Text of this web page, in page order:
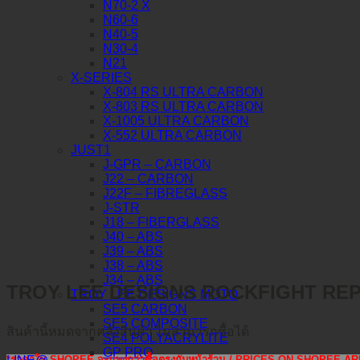
N70-2 X
N60-6
N40-5
N30-4
N21
X-SERIES
X-804 RS ULTRA CARBON
X-803 RS ULTRA CARBON
X-1005 ULTRA CARBON
X-552 ULTRA CARBON
JUST1
J-GPR – CARBON
J22 – CARBON
J22F – FIBREGLASS
J-STR
J18 – FIBERGLASS
J40 – ABS
J39 – ABS
J38 – ABS
J34 – ABS
TROY LEE DESIGNS MOTO
SE5 CARBON
SE5 COMPOSITE
SE4 POLYACRYLITE
GP PRO
TROY LEE DESIGNS ROCKFIGHT
สินค้านี้หมดจากคลังสินค้า ไม่สามารถซื้อได้